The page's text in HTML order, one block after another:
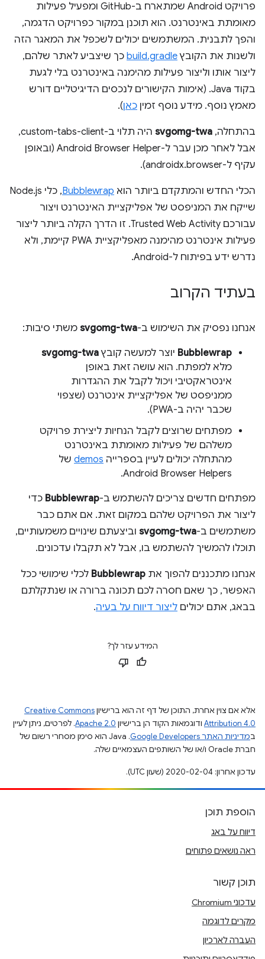
פרויקט Android שמתארח ב-GitHub ומפעיל פעילות
מאומתת באינטרנט. הוא תוכנן במקור כפרויקט הדגמה,
והפך לתבנית. המשתמשים יכולים לשכפל את המאגר הזה
ולשנות את הקובץbuild.gradle כך שיצביע לאתר שלהם,
ליצור אותו וליצור פעילות מהימנה באינטרנט בלי לגעת
בקוד Java. (אימות הקישורים לנכסים הדיגיטליים דורש
מאמץ נוסף. מידע נוסף זמין כאן).
בהתחלה, svgomg-twa
היה תלוי ב-custom-tabs-client,
אבל לאחר מכן עבר ל-Android Browser Helper (ובאופן
עקיף ל-androidx.browser).
הכלי החדש והמתקדם ביותר הוא Bubblewrap
, כלי Node.js
שייקח את המניפסט של אפליקציית האינטרנט ויצור
עבורכם Trusted Web Activity. זו הדרך הקלה ביותר ליצור
פעילות אינטרנט מהימנה מאפליקציית PWA קיימת, ולא
נדרש ידע בפיתוח ל-Android.
בעתיד הקרוב
אנחנו נפסיק את השימוש ב-svgomg-twa משתי סיבות:
Bubblewrap יוצר למעשה קובץsvgomg-twa
מלא למפתח. הוא עושה זאת באופן
אינטראקטיבי ויכול לקבל את ההגדרות
ממניפסט של אפליקציית אינטרנט (שצפוי
שכבר יהיה ב-PWA).
מפתחים שרוצים לקבל הנחיות ליצירת פרויקט
משלהם של פעילות מאומתת באינטרנט
מהתחלה יכולים לעיין בספרייה demos של
Android Browser Helpers.
מפתחים חדשים צריכים להשתמש ב-Bubblewrap כדי
ליצור את הפרויקט שלהם במקום זאת. אם אתם כבר
משתמשים ב-svgomg-twa וביצעתם שינויים משמעותיים,
תוכלו להמשיך להשתמש בו, אבל לא תקבלו עדכונים.
אנחנו מתכננים להפוך את Bubblewrap לכלי שימושי ככל
האפשר, כך שאם חסרה לכם תכונה ברורה או שנתקלתם
בבאג, אתם יכולים ליצור דיווח על בעיה.
המידע עזר לך?
אלא אם צוין אחרת, התוכן של דף זה הוא ברישיוןCreative Commons
Attribution 4.0 ודוגמאות הקוד הן ברישיון Apache 2.0. לפרטים, ניתן לעיין
במדיניות האתר Google Developers‏
.‏ Java הוא סימן מסחרי רשום של
חברת Oracle ו/או של השותפים העצמאיים שלה.
עדכון אחרון: 2020-02-04 (שעון UTC).
הוספת תוכן
דיווח על באג
ראה נושאים פתוחים
תוכן קשור
עדכוני Chromium
מקרים לדוגמה
העברה לארכיון